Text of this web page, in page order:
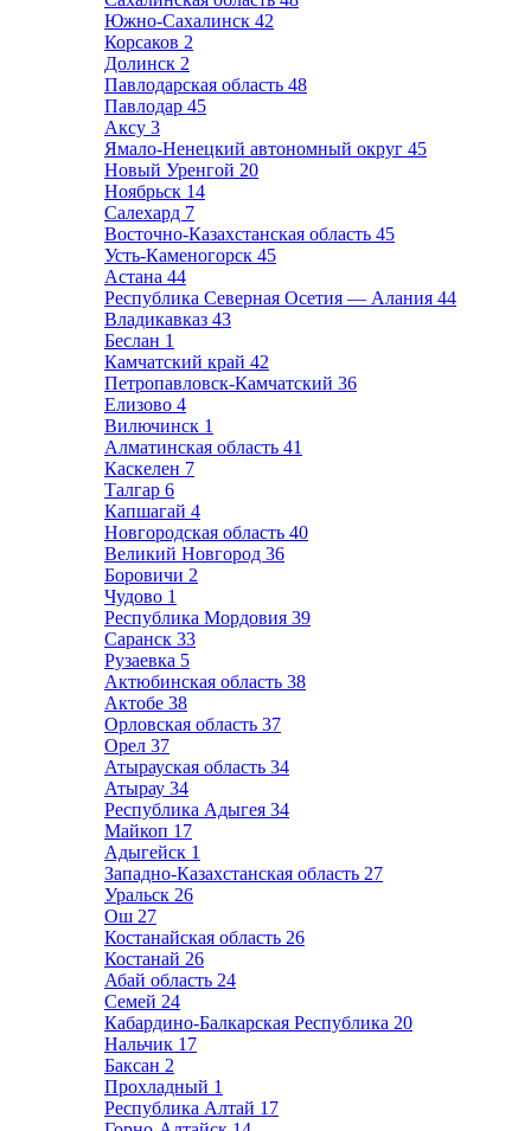
Южно-Сахалинск 42
Корсаков 2
Долинск 2
Павлодарская область 48
Павлодар 45
Аксу 3
Ямало-Ненецкий автономный округ 45
Новый Уренгой 20
Ноябрьск 14
Салехард 7
Восточно-Казахстанская область 45
Усть-Каменогорск 45
Астана 44
Республика Северная Осетия — Алания 44
Владикавказ 43
Беслан 1
Камчатский край 42
Петропавловск-Камчатский 36
Елизово 4
Вилючинск 1
Алматинская область 41
Каскелен 7
Талгар 6
Капшагай 4
Новгородская область 40
Великий Новгород 36
Боровичи 2
Чудово 1
Республика Мордовия 39
Саранск 33
Рузаевка 5
Актюбинская область 38
Актобе 38
Орловская область 37
Орел 37
Атырауская область 34
Атырау 34
Республика Адыгея 34
Майкоп 17
Адыгейск 1
Западно-Казахстанская область 27
Уральск 26
Ош 27
Костанайская область 26
Костанай 26
Абай область 24
Семей 24
Кабардино-Балкарская Республика 20
Нальчик 17
Баксан 2
Прохладный 1
Республика Алтай 17